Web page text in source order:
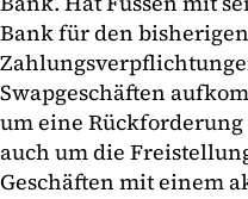
Bank für den
Swapgeschäften
um eine
auch um die
Geschäften mit einem